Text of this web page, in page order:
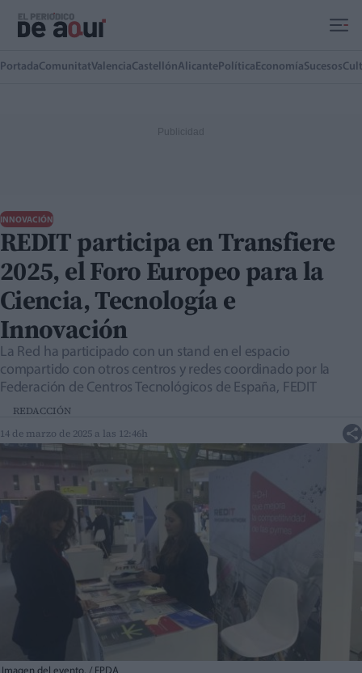
PortadaComunitatValenciaCastellónAlicante Política EconomíaSucesos
INNOVACIÓN
REDIT participa en Transfiere
2025, el Foro Europeo para la
Ciencia, Tecnología e
Innovación
La Red ha participado con un stand en el espacio
compartido con otros centros y redes coordinado por la
Federación de Centros Tecnológicos de España, FEDIT
REDACCIÓN
14 de marzo de 2025 a las 12:46h